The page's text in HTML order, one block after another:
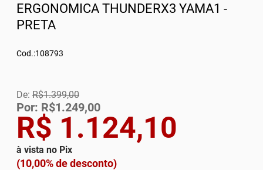
ERGONOMICA THUNDERX3 YAMA1 -
PRETA
Cod.:108793
R$ 1.124,10
à vista no Pix
(10,00% de desconto)
De: R$1.399,00
Por: R$1.249,00